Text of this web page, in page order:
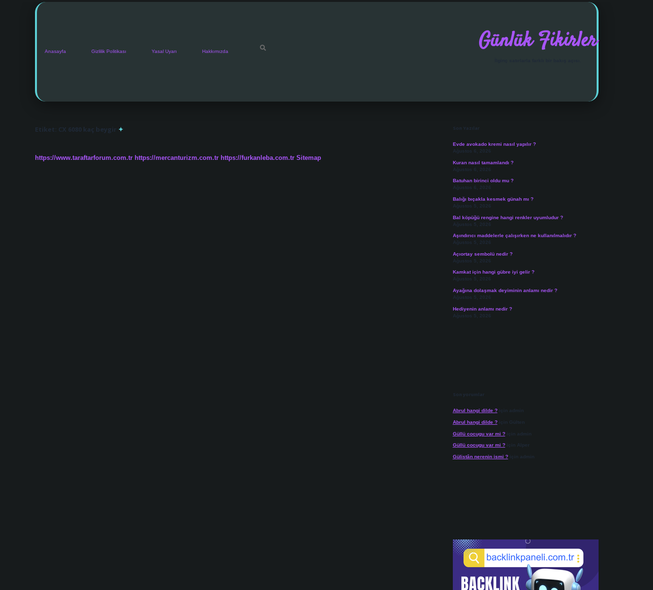
Anasayfa Gizlilik Politikası Yasal Uyarı Hakkımızda Günlük Fikirler
Etiket: CX 6080 kaç beygir
https://www.taraftarforum.com.tr https://mercanturizm.com.tr https://furkanleba.com.tr Sitemap
Son Yazılar
Evde avokado kremi nasıl yapılır ?
Ağustos 6, 2026
Kuran nasıl tamamlandı ?
Ağustos 6, 2026
Batuhan birinci oldu mu ?
Ağustos 6, 2026
Balığı bıçakla kesmek günah mı ?
Ağustos 5, 2026
Bal köpüğü rengine hangi renkler uyumludur ?
Ağustos 5, 2026
Aşındırıcı maddelerle çalışırken ne kullanılmalıdır ?
Ağustos 5, 2026
Açıortay sembolü nedir ?
Ağustos 5, 2026
Kamkat için hangi gübre iyi gelir ?
Ağustos 5, 2026
Ayağına dolaşmak deyiminin anlamı nedir ?
Ağustos 5, 2026
Hediyenin anlamı nedir ?
Ağustos 5, 2026
Son yorumlar
Abrul hangi dilde ?için admin
Abrul hangi dilde ?için Gülten
Güllü cocugu var mi ?için admin
Güllü cocugu var mi ?için Alper
Gülistân nerenin ismi ?için admin